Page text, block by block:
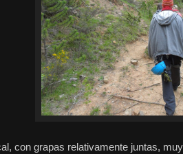
con grapas relativamente juntas,